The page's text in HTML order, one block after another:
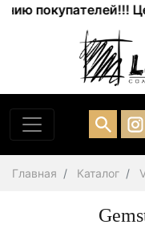
покупателей!!! Цены
Главная Каталог